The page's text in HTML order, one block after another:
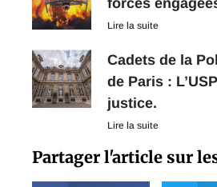
Lire la suite
Cadets de la
de Paris :
justice.
Lire la suite
Partager l'article sur